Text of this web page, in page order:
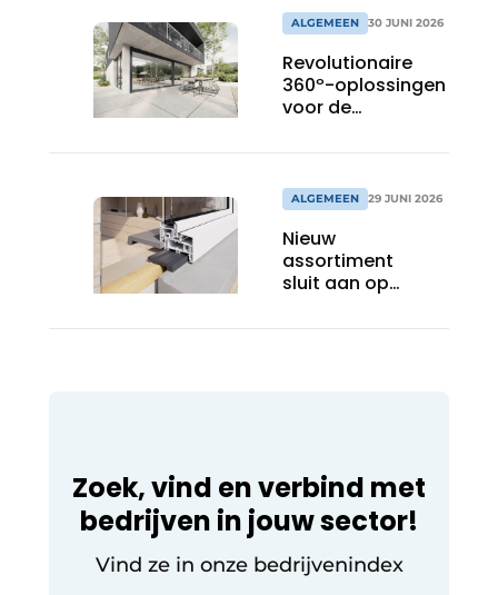
ALGEMEEN 30 JUNI 2026
Revolutionaire
360º-oplossingen
voor de
raamspecialist
ALGEMEEN 29 JUNI 2026
Nieuw
assortiment
sluit aan op
marktwensen
Zoek, vind en verbind met
bedrijven in jouw sector!
Vind ze in onze bedrijvenindex